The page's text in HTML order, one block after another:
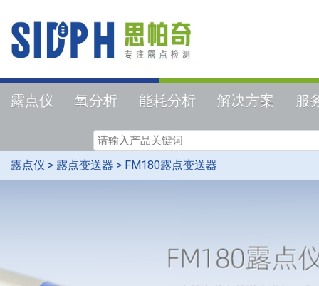
露点仪 氧分析 能耗分析 解决方案 服
露点仪 > 露点变送器 > FM180露点变送器